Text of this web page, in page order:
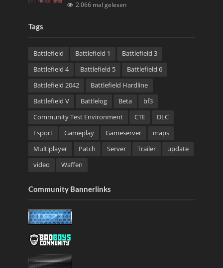
2.066 mal gelesen
Tags
Battlefield Battlefield 1
Battlefield 3
Battlefield 4
Battlefield 5
Battlefield 6
Battlefield 2042
Battlefield Hardline
Battlefield V
Battlelog Beta
bf3
Community Test Environment
CTE
DLC
Esport
Gameplay Gameserver
maps
Multiplayer
Patch Server Trailer
update
video
Waffen
Community Bannerlinks